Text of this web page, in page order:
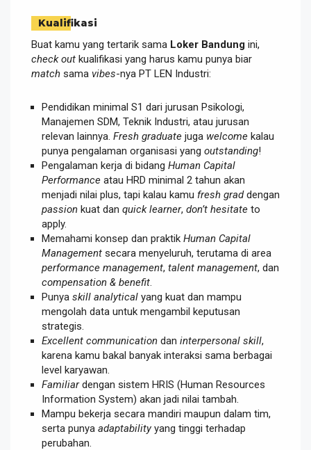
Kualifikasi
Buat kamu yang tertarik sama Loker Bandung ini,
check out kualifikasi yang harus kamu punya biar
match sama vibes-nya PT LEN Industri:
Pendidikan minimal S1 dari jurusan Psikologi,
Manajemen SDM, Teknik Industri, atau jurusan
relevan lainnya. Fresh graduate juga welcome kalau
punya pengalaman organisasi yang outstanding!
Pengalaman kerja di bidang Human Capital
Performance atau HRD minimal 2 tahun akan
menjadi nilai plus, tapi kalau kamu fresh graddengan
passion kuat dan quick learner, don’t hesitate to
apply.
Memahami konsep dan praktik Human Capital
Management secara menyeluruh, terutama di area
performance management, talent management, dan
compensation & benefit
Punya skill analytical yang kuat dan mampu
mengolah data untuk mengambil keputusan
strategis.
Excellent communication dan interpersonal skill,
karena kamu bakal banyak interaksi sama berbagai
level karyawan.
Familiardengan sistem HRIS (Human Resources
Information System) akan jadi nilai tambah.
Mampu bekerja secara mandiri maupun dalam tim,
serta punya adaptabilityyang tinggi terhadap
perubahan.